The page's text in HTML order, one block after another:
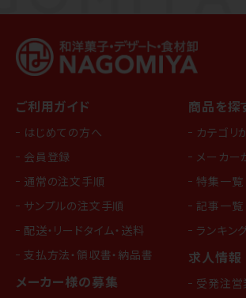
ご利用ガイド
はじめての方へ
会員登録
通常の注文手順
サンプルの注文手順
配送・リードタイム・送料
支払方法・領収書・納品書
メーカー様の募集
商品を探
カテゴリ
メーカー
特集一覧
記事一覧
ランキン
求人情報
受発注営